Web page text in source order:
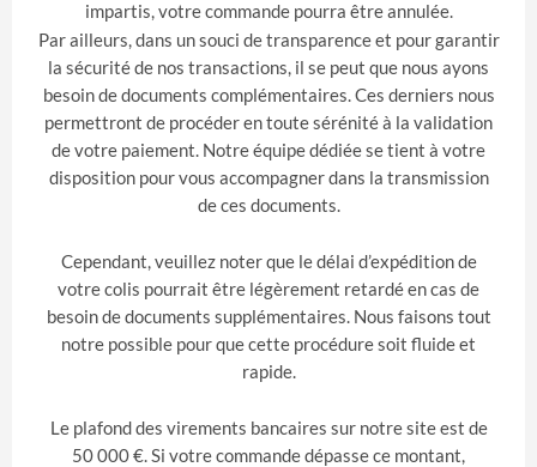
impartis, votre commande pourra être annulée.
Par ailleurs, dans un souci de transparence et pour garantir
la sécurité de nos transactions, il se peut que nous ayons
besoin de documents complémentaires. Ces derniers nous
permettront de procéder en toute sérénité à la validation
de votre paiement. Notre équipe dédiée se tient à votre
disposition pour vous accompagner dans la transmission
de ces documents.
Cependant, veuillez noter que le délai d’expédition de
votre colis pourrait être légèrement retardé en cas de
besoin de documents supplémentaires. Nous faisons tout
notre possible pour que cette procédure soit fluide et
rapide.
Le plafond des virements bancaires sur notre site est de
50 000 €. Si votre commande dépasse ce montant,